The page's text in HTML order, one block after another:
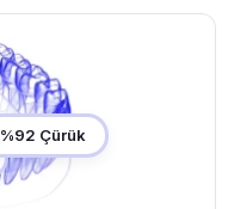
%92 Çürük